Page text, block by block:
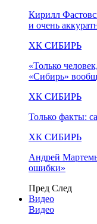
Кирилл
и очень
ХК СИБИРЬ
«Только
«Сибирь»
ХК СИБИРЬ
Только факты:
ХК СИБИРЬ
Андрей
ошибки»
Пред След
Видео
Видео